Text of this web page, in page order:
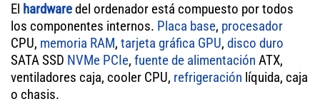
El hardwaredel ordenador está compuesto por todos
los componentes internos. Placa base, procesador
CPU, memoria RAM, tarjeta gráfica GPU, disco duro
SATA SSD NVMe PCIe, fuente de alimentación ATX,
ventiladores caja, cooler CPU, refrigeración líquida, caja
o chasis.